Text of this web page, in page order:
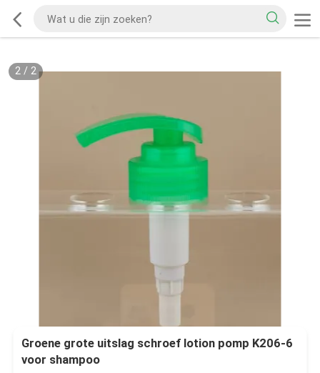
2/ 2
Groene grote uitslag schroef lotion pomp K206-6
voor shampoo